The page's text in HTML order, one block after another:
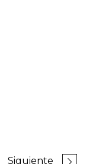
Siguiente